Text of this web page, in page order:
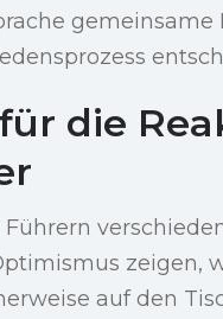
die
zeigen,
auf den